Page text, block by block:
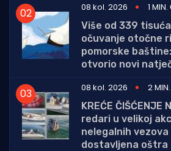
08 kol. 2026
1
Više od 339
očuvanje otočne
pomorske baštine:
otvorio novi
08 kol. 2026
2
KREĆE ČIŠĆENJE
redari u velikoj
nelegalnih vezova
dostavljena oštra